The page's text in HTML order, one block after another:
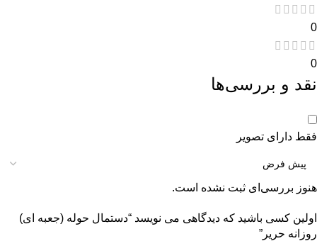
0
0
نقد و بررسی‌ها
فقط دارای تصویر
هنوز بررسی‌ای ثبت نشده است.
اولین کسی باشید که دیدگاهی می نویسد “دستمال حوله (جعبه ای)
روزانه حریر”